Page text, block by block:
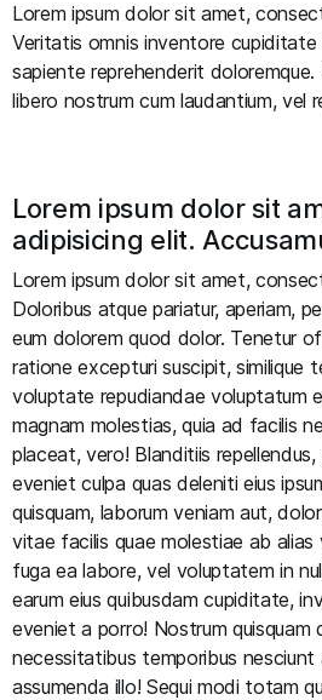
Lorem ipsum dolor sit amet,
Veritatis omnis inventore
sapiente reprehenderit
libero nostrum cum laudantium, vel
Lorem ipsum dolor sit
adipisicing elit.
Lorem ipsum dolor sit amet,
Doloribus atque pariatur, aperiam,
eum dolorem quod dolor. Tenetur
ratione excepturi suscipit, similique
voluptate repudiandae voluptatum
magnam molestias, quia ad facilis
placeat, vero! Blanditiis repellendus,
eveniet culpa quas deleniti eius
quisquam, laborum veniam aut,
vitae facilis quae molestiae ab
fuga ea labore, vel voluptatem in
earum eius quibusdam cupiditate,
eveniet a porro! Nostrum quisquam
necessitatibus temporibus nesciunt
assumenda illo! Sequi modi totam